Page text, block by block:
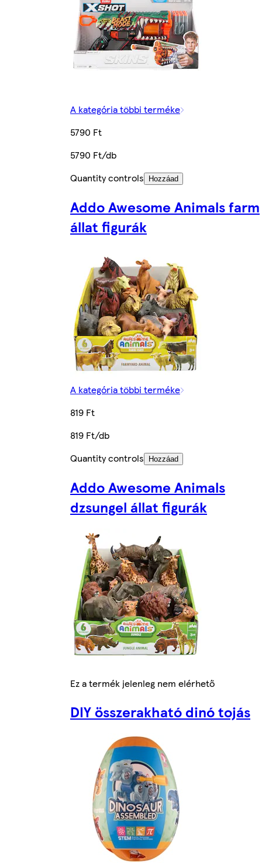
A kategória többi terméke
5790 Ft
5790 Ft/db
Quantity controls
Hozzáad
Addo Awesome Animals farm
állat figurák
A kategória többi terméke
819 Ft
819 Ft/db
Quantity controls
Hozzáad
Addo Awesome Animals
dzsungel állat figurák
Ez a termék jelenleg nem elérhető
DIY összerakható dinó tojás